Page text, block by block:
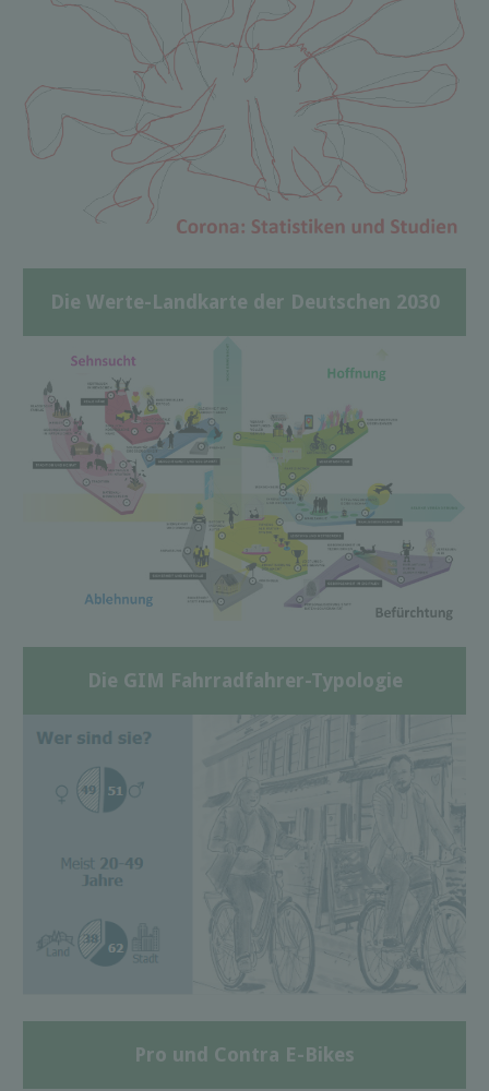
Die Werte-Landkarte der Deutschen 2030
Die GIM Fahrradfahrer-Typologie
Pro und Contra E-Bikes